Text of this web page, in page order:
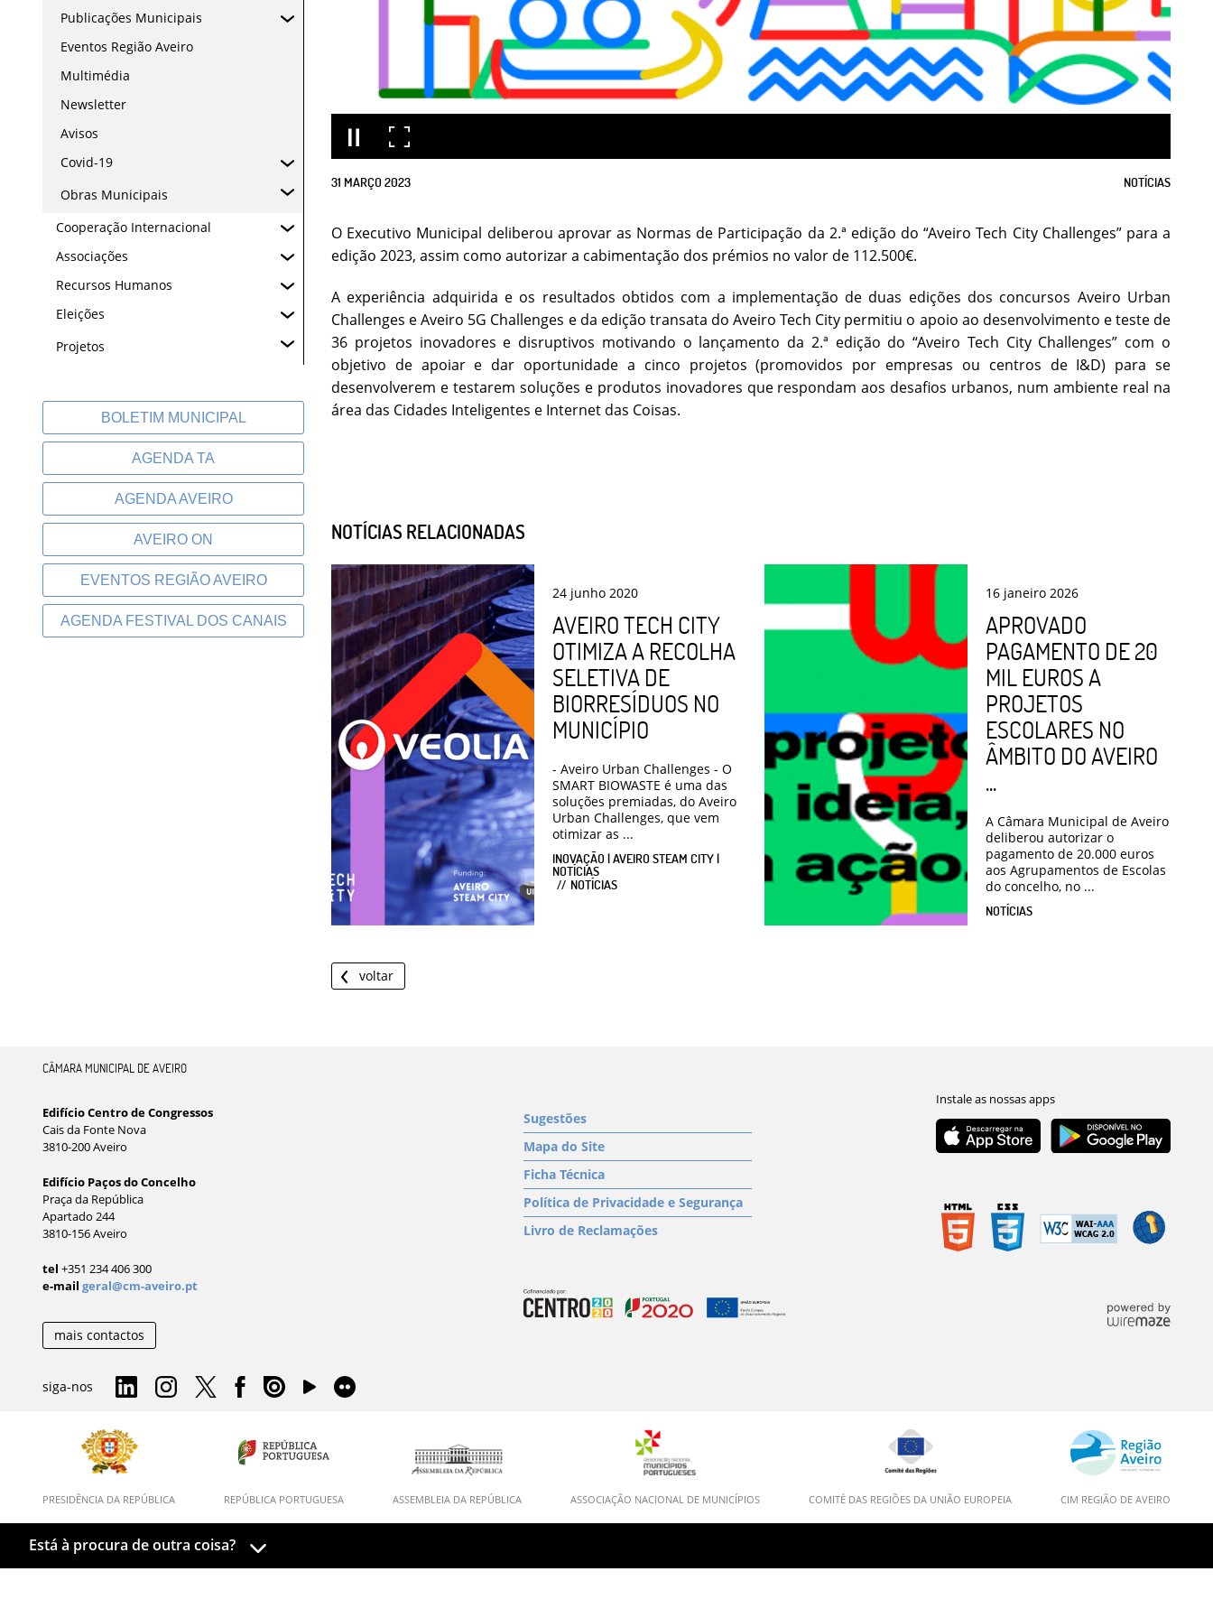
Publicações Municipais
Eventos Região Aveiro
Multimédia
Newsletter
Avisos
Covid-19
Obras Municipais
Cooperação Internacional
Associações
Recursos Humanos
Eleições
Projetos
BOLETIM MUNICIPAL
AGENDA TA
AGENDA AVEIRO
AVEIRO ON
EVENTOS REGIÃO AVEIRO
AGENDA FESTIVAL DOS CANAIS
31 MARÇO2023 NOTÍCIAS
O Executivo Municipal deliberou aprovar as Normas de Participação da 2.ª edição do “Aveiro Tech City Challenges” para a
edição 2023, assim como autorizar a cabimentação dos prémios no valor de 112.500€.
A experiência adquirida e os resultados obtidos com a implementação de duas edições dos concursos Aveiro Urban
Challenges e Aveiro 5G Challenges e da edição transata do Aveiro Tech City permitiu o apoio ao desenvolvimento e teste de
36 projetos inovadores e disruptivos motivando o lançamento da 2.ª edição do “Aveiro Tech City Challenges” com o
objetivo de apoiar e dar oportunidade a cinco projetos (promovidos por empresas ou centros de I&D) para se
desenvolverem e testarem soluções e produtos inovadores que respondam aos desafios urbanos, num ambiente real na
área das Cidades Inteligentes e Internet das Coisas.
NOTÍCIAS RELACIONADAS
24 junho 2020
AVEIRO TECH CITY
OTIMIZA A RECOLHA
SELETIVA DE
BIORRESÍDUOS NO
MUNICÍPIO
- Aveiro Urban Challenges - O
SMART BIOWASTE é uma das
soluções premiadas, do Aveiro
Urban Challenges, que vem
otimizar as ...
INOVAÇÃO | AVEIRO STEAM CITY |
NOTÍCIAS
NOTÍCIAS
16 janeiro 2026
APROVADO
PAGAMENTO DE 20
MIL EUROS A
PROJETOS
ESCOLARES NO
ÂMBITO DO AVEIRO
...
A Câmara Municipal de Aveiro
deliberou autorizar o
pagamento de 20.000 euros
aos Agrupamentos de Escolas
do concelho, no ...
NOTÍCIAS
voltar
CÂMARA MUNICIPAL DE AVEIRO
Edifício Centro de Congressos
Cais da Fonte Nova
3810-200 Aveiro
Edifício Paços do Concelho
Praça da República
Apartado 244
3810-156 Aveiro
tel +351 234 406 300
e-mail geral@cm-aveiro.pt
mais contactos
siga-nos
Sugestões
Mapa do Site
Ficha Técnica
Política de Privacidade e Segurança
Livro de Reclamações
PRESIDÊNCIA DA REPÚBLICA REPÚBLICA PORTUGUESA ASSEMBLEIA DA REPÚBLICA ASSOCIAÇÃO NACIONAL DE MUNICÍPIOS COMITÉ DAS REGIÕES DA UNIÃO EUROPEIA CIM REGIÃO DE AVEIRO
Está à procura de outra coisa?